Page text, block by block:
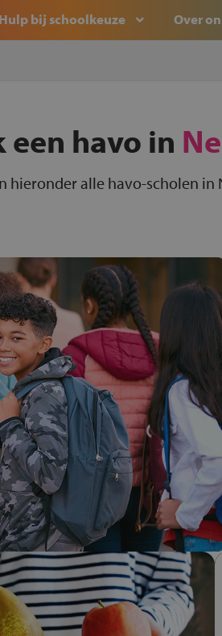
Hulp bij schoolkeuze Over
havo in
hieronder alle havo-scholen in